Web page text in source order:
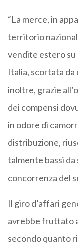
“La merce, in
territorio
vendite estero
Italia, scortata
inoltre, grazie
dei compensi
in odore di
distribuzione,
talmente bassi
concorrenza del
Il giro d’affari
avrebbe fruttato
secondo quanto